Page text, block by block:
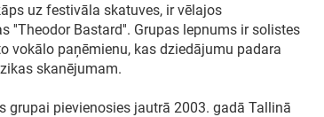
uz festivāla skatuves, ir vēlajos
''Theodor Bastard''. Grupas lepnums ir solistes
vokālo paņēmienu, kas dziedājumu padara
skanējumam.
grupai pievienosies jautrā 2003. gadā Tallinā